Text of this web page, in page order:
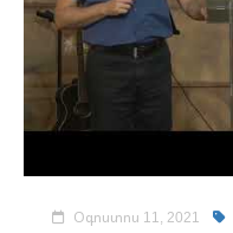
Օգոստոս 11, 2021